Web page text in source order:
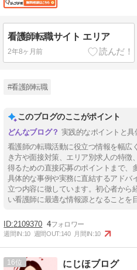
看護師転職サイト エリア
2年8ヶ月前
#看護師転職
このブログのここがポイント
実践的なポイントと具
看護師の転職活動に役立つ情報を幅広
き方や面接対策、エリア別求人の特徴
得るための直接応募のポイントまで、
具体的な事例や実務に直結するアドバ
立つ内容に徹しています。初心者から
い看護師に最適な情報源となることを
2109370 4
週間IN:10 週間OUT:140 月間IN:10
16 にじほブログ